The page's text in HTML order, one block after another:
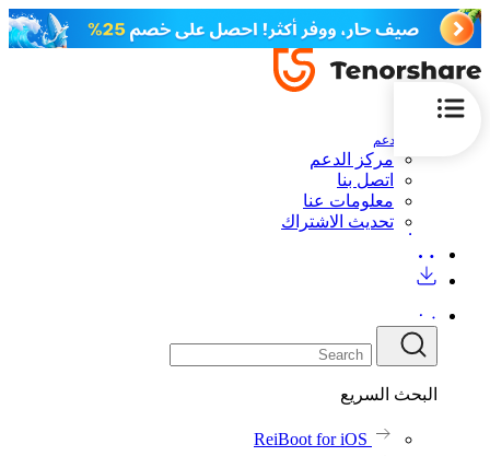
الدعم
مركز الدعم
اتصل بنا
معلومات عنا
تحديث الاشتراك
البحث السريع
ReiBoot for iOS